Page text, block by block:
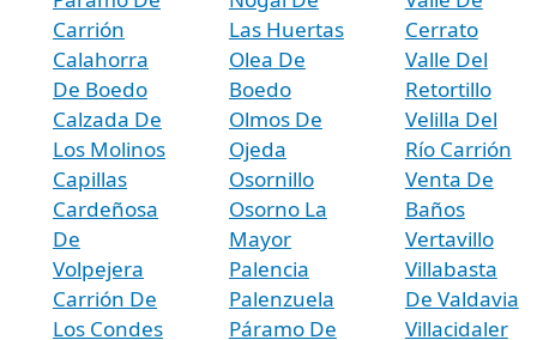
Carrión
Calahorra
De Boedo
Calzada De
Los Molinos
Capillas
Cardeñosa
De
Volpejera
Carrión De
Los Condes
Las Huertas
Olea De
Boedo
Olmos De
Ojeda
Osornillo
Osorno La
Mayor
Palencia
Palenzuela
Páramo De
Cerrato
Valle Del
Retortillo
Velilla Del
Río Carrión
Venta De
Baños
Vertavillo
Villabasta
De Valdavia
Villacidaler